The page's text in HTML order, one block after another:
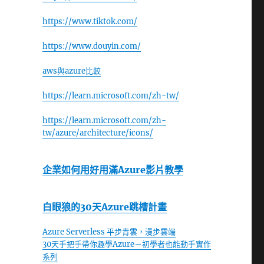
https://www.tiktok.com/
https://www.douyin.com/
aws與azure比較
https://learn.microsoft.com/zh-tw/
https://learn.microsoft.com/zh-
tw/azure/architecture/icons/
企業如何用好用滿Azure影片教學
白眼狼的30天Azure跳槽計畫
Azure Serverless 平步青雲，漫步雲端
30天手把手帶你趣學Azure－初學者也能動手實作
系列